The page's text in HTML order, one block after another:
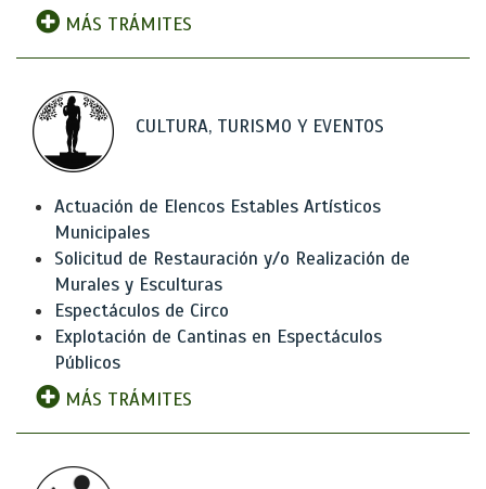
MÁS TRÁMITES
CULTURA, TURISMO Y EVENTOS
Actuación de Elencos Estables Artísticos
Municipales
Solicitud de Restauración y/o Realización de
Murales y Esculturas
Espectáculos de Circo
Explotación de Cantinas en Espectáculos
Públicos
MÁS TRÁMITES